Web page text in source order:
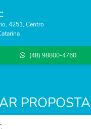
4251, Centro
(48) 98800-4760
PROPOSTA